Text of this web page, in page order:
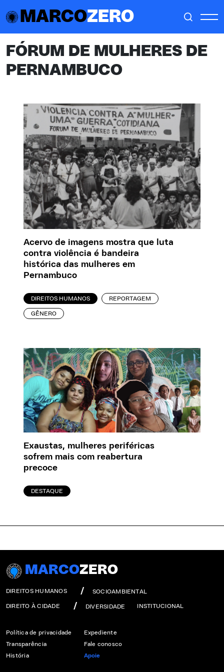
MARCOZERO
FÓRUM DE MULHERES DE
PERNAMBUCO
Acervo de imagens mostra que luta
contra violência é bandeira
histórica das mulheres em
Pernambuco
DIREITOS HUMANOS REPORTAGEM
GÊNERO
Exaustas, mulheres periféricas
sofrem mais com reabertura
precoce
DESTAQUE
MARCOZERO
DIREITOS HUMANOS SOCIOAMBIENTAL
DIREITO À CIDADE DIVERSIDADE INSTITUCIONAL
Política de privacidade
Transparência
História
Expediente
Fale conosco
Apoie